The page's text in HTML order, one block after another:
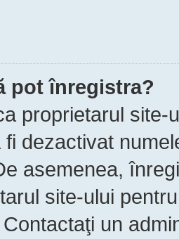
pot înregistra?
proprietarul
fi dezactivat
asemenea,
site-ului
un